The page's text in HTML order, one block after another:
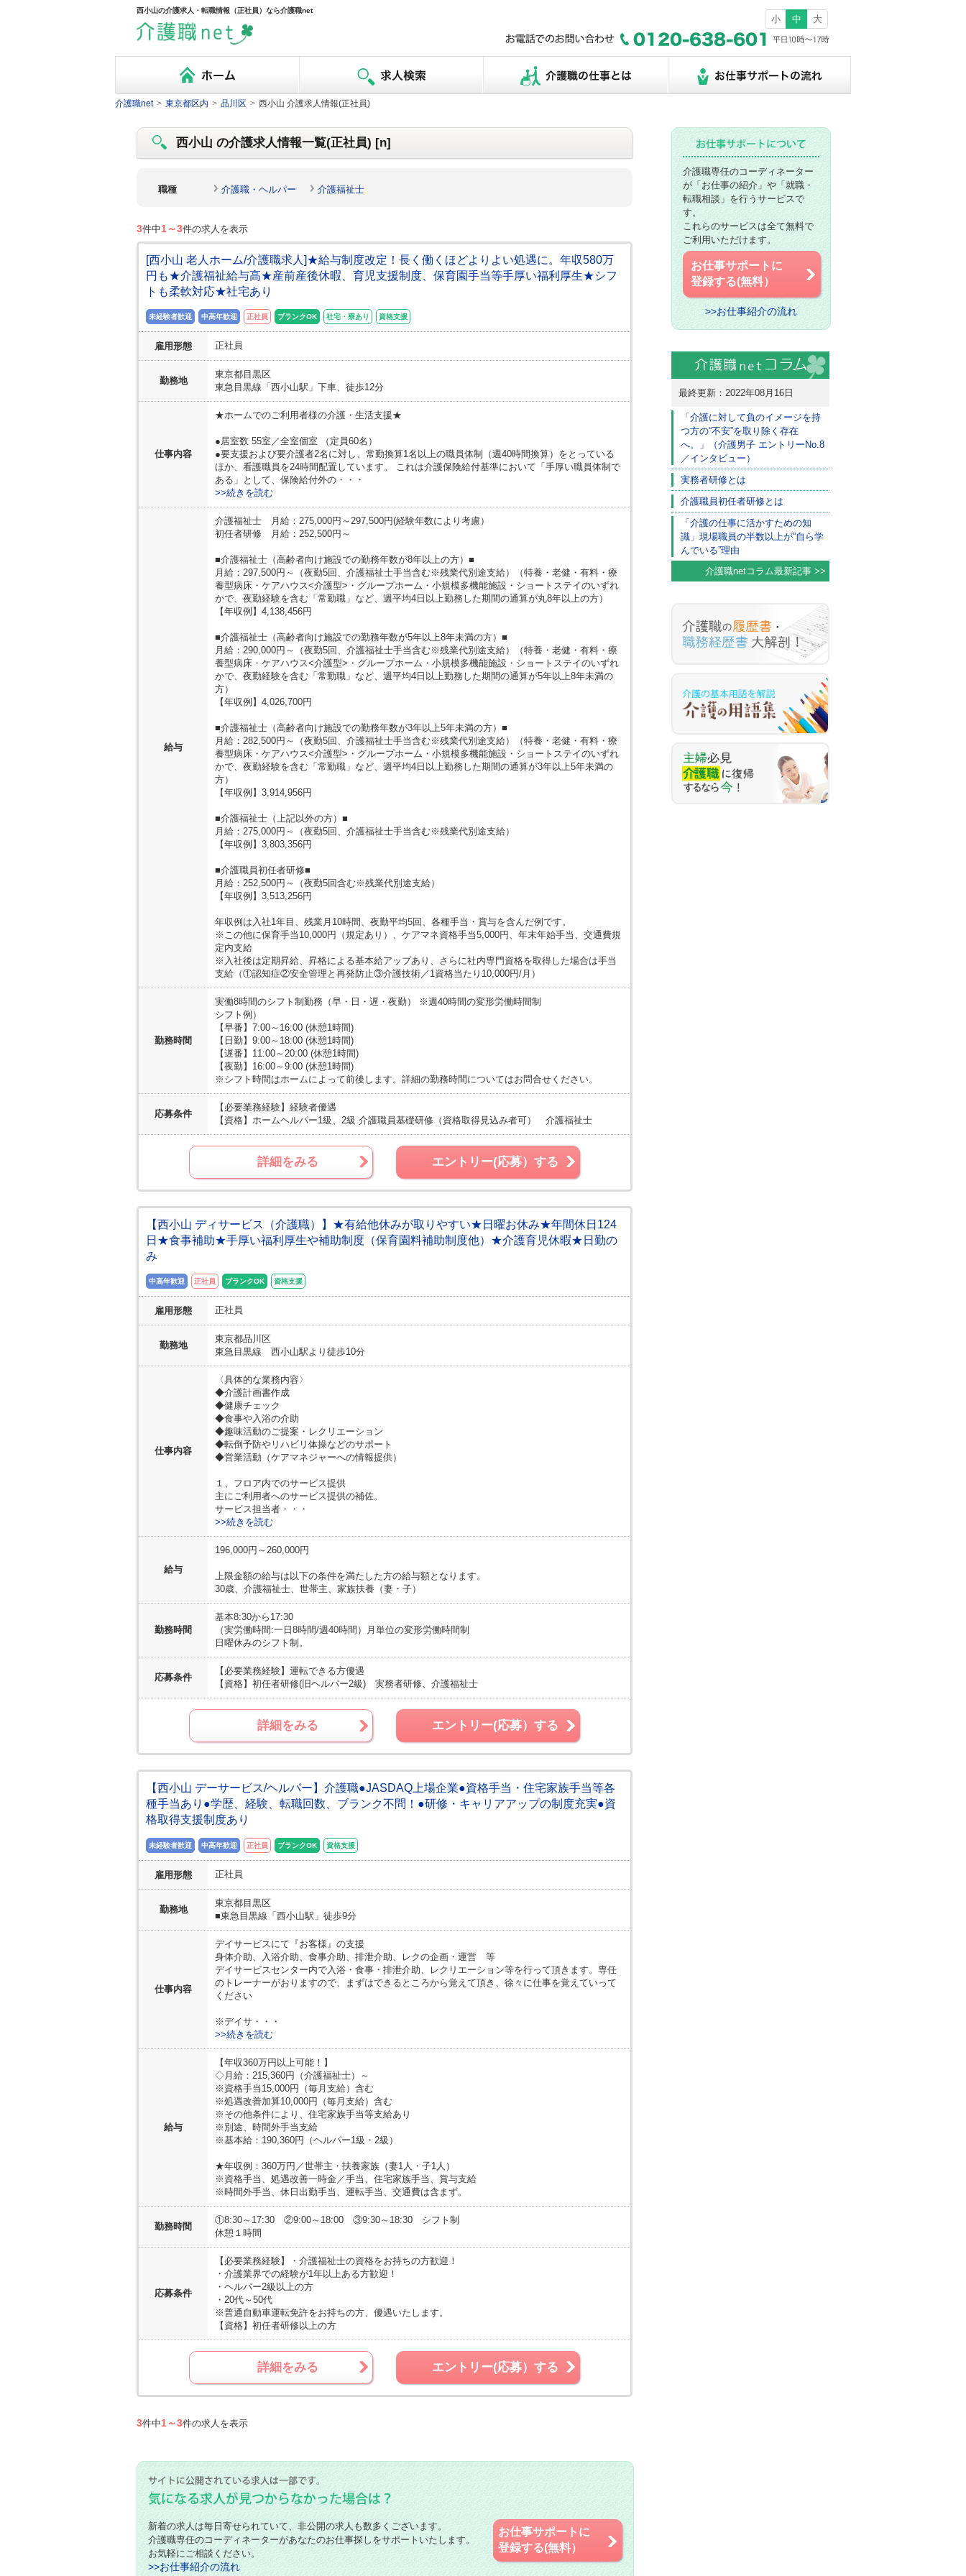
西小山の介護求人・転職情報（正社員）なら介護職net
小 中 大
介護職net > 東京都区内 > 品川区 > 西小山 介護求人情報(正社員)
西小山 の介護求人情報一覧(正社員) [n]
職種 介護職・ヘルパー 介護福祉士
3件中1～3件の求人を表示
[西小山 老人ホーム/介護職求人]★給与制度改定！長く働くほどよりよい処遇に。年収580万
円も★介護福祉給与高★産前産後休暇、育児支援制度、保育園手当等手厚い福利厚生★シフ
トも柔軟対応★社宅あり
未経験者歓迎 中高年歓迎 正社員 ブランクOK 社宅・寮あり 資格支援
雇用形態 正社員
勤務地
東京都目黒区
東急目黒線「西小山駅」下車、徒歩12分
仕事内容
★ホームでのご利用者様の介護・生活支援★
●居室数 55室／全室個室 （定員60名）
●要支援および要介護者2名に対し、常勤換算1名以上の職員体制（週40時間換算）をとっている
ほか、看護職員を24時間配置しています。 これは介護保険給付基準において「手厚い職員体制で
ある」として、保険給付外の・・・
>>続きを読む
給与
介護福祉士 月給：275,000円～297,500円(経験年数により考慮）
初任者研修 月給：252,500円～
■介護福祉士（高齢者向け施設での勤務年数が8年以上の方）■
月給：297,500円～（夜勤5回、介護福祉士手当含む※残業代別途支給）（特養・老健・有料・療
養型病床・ケアハウス<介護型>・グループホーム・小規模多機能施設・ショートステイのいずれ
かで、夜勤経験を含む「常勤職」など、週平均4日以上勤務した期間の通算が丸8年以上の方）
【年収例】4,138,456円
■介護福祉士（高齢者向け施設での勤務年数が5年以上8年未満の方）■
月給：290,000円～（夜勤5回、介護福祉士手当含む※残業代別途支給）（特養・老健・有料・療
養型病床・ケアハウス<介護型>・グループホーム・小規模多機能施設・ショートステイのいずれ
かで、夜勤経験を含む「常勤職」など、週平均4日以上勤務した期間の通算が5年以上8年未満の
方）
【年収例】4,026,700円
■介護福祉士（高齢者向け施設での勤務年数が3年以上5年未満の方）■
月給：282,500円～（夜勤5回、介護福祉士手当含む※残業代別途支給）（特養・老健・有料・療
養型病床・ケアハウス<介護型>・グループホーム・小規模多機能施設・ショートステイのいずれ
かで、夜勤経験を含む「常勤職」など、週平均4日以上勤務した期間の通算が3年以上5年未満の
方）
【年収例】3,914,956円
■介護福祉士（上記以外の方）■
月給：275,000円～（夜勤5回、介護福祉士手当含む※残業代別途支給）
【年収例】3,803,356円
■介護職員初任者研修■
月給：252,500円～（夜勤5回含む※残業代別途支給）
【年収例】3,513,256円
年収例は入社1年目、残業月10時間、夜勤平均5回、各種手当・賞与を含んだ例です。
※この他に保育手当10,000円（規定あり）、ケアマネ資格手当5,000円、年末年始手当、交通費規
定内支給
※入社後は定期昇給、昇格による基本給アップあり、さらに社内専門資格を取得した場合は手当
支給（①認知症②安全管理と再発防止③介護技術／1資格当たり10,000円/月）
勤務時間
実働8時間のシフト制勤務（早・日・遅・夜勤） ※週40時間の変形労働時間制
シフト例）
【早番】7:00～16:00 (休憩1時間)
【日勤】9:00～18:00 (休憩1時間)
【遅番】11:00～20:00 (休憩1時間)
【夜勤】16:00～9:00 (休憩1時間)
※シフト時間はホームによって前後します。詳細の勤務時間についてはお問合せください。
応募条件
【必要業務経験】 経験者優遇
【資格】 ホームヘルパー1級、2級 介護職員基礎研修（資格取得見込み者可） 介護福祉士
詳細をみる エントリー(応募）する
【西小山 ディサービス（介護職）】★有給他休みが取りやすい★日曜お休み★年間休日124
日★食事補助★手厚い福利厚生や補助制度（保育園料補助制度他）★介護育児休暇★日勤の
み
中高年歓迎 正社員 ブランクOK 資格支援
雇用形態 正社員
勤務地
東京都品川区
東急目黒線 西小山駅より徒歩10分
仕事内容
〈具体的な業務内容〉
◆介護計画書作成
◆健康チェック
◆食事や入浴の介助
◆趣味活動のご提案・レクリエーション
◆転倒予防やリハビリ体操などのサポート
◆営業活動（ケアマネジャーへの情報提供）
１、フロア内でのサービス提供
主にご利用者へのサービス提供の補佐。
サービス担当者・・・
>>続きを読む
給与
196,000円～260,000円
上限金額の給与は以下の条件を満たした方の給与額となります。
30歳、介護福祉士、世帯主、家族扶養（妻・子）
勤務時間
基本8:30から17:30
（実労働時間:一日8時間/週40時間）月単位の変形労働時間制
日曜休みのシフト制。
応募条件
【必要業務経験】 運転できる方優遇
【資格】 初任者研修(旧ヘルパー2級) 実務者研修、介護福祉士
詳細をみる エントリー(応募）する
【西小山 デーサービス/ヘルパー】介護職●JASDAQ上場企業●資格手当・住宅家族手当等各
種手当あり●学歴、経験、転職回数、ブランク不問！●研修・キャリアアップの制度充実●資
格取得支援制度あり
未経験者歓迎 中高年歓迎 正社員 ブランクOK 資格支援
雇用形態 正社員
勤務地
東京都目黒区
■東急目黒線「西小山駅」徒歩9分
仕事内容
デイサービスにて『お客様』の支援
身体介助、入浴介助、食事介助、排泄介助、レクの企画・運営 等
デイサービスセンター内で入浴・食事・排泄介助、レクリエーション等を行って頂きます。専任
のトレーナーがおりますので、まずはできるところから覚えて頂き、徐々に仕事を覚えていって
ください
※デイサ・・・
>>続きを読む
給与
【年収360万円以上可能！】
◇月給：215,360円（介護福祉士）～
※資格手当15,000円（毎月支給）含む
※処遇改善加算10,000円（毎月支給）含む
※その他条件により、住宅家族手当等支給あり
※別途、時間外手当支給
※基本給：190,360円（ヘルパー1級・2級）
★年収例：360万円／世帯主・扶養家族（妻1人・子1人）
※資格手当、処遇改善一時金／手当、住宅家族手当、賞与支給
※時間外手当、休日出勤手当、運転手当、交通費は含まず。
勤務時間
①8:30～17:30 ②9:00～18:00 ③9:30～18:30 シフト制
休憩１時間
応募条件
【必要業務経験】
・介護福祉士の資格をお持ちの方歓迎！
・介護業界での経験が1年以上ある方歓迎！
・ヘルパー2級以上の方
・20代～50代
※普通自動車運転免許をお持ちの方、優遇いたします。
【資格】 初任者研修以上の方
詳細をみる エントリー(応募）する
3件中1～3件の求人を表示
新着の求人は毎日寄せられていて、非公開の求人も数多くございます。
介護職専任のコーディネーターがあなたのお仕事探しをサポートいたします。
お気軽にご相談ください。
>>お仕事紹介の流れ
お仕事サポートに
登録する(無料）
介護職専任のコーディネーター
が「お仕事の紹介」や「就職・
転職相談」を行うサービスで
す。
これらのサービスは全て無料で
ご利用いただけます。
お仕事サポートに
登録する(無料）
>>お仕事紹介の流れ
最終更新：2022年08月16日
「介護に対して負のイメージを持
つ方の“不安”を取り除く存在
へ。」（介護男子 エントリーNo.8
／インタビュー）
実務者研修とは
介護職員初任者研修とは
「介護の仕事に活かすための知
識」現場職員の半数以上が”自ら学
んでいる”理由
介護職netコラム最新記事 >>